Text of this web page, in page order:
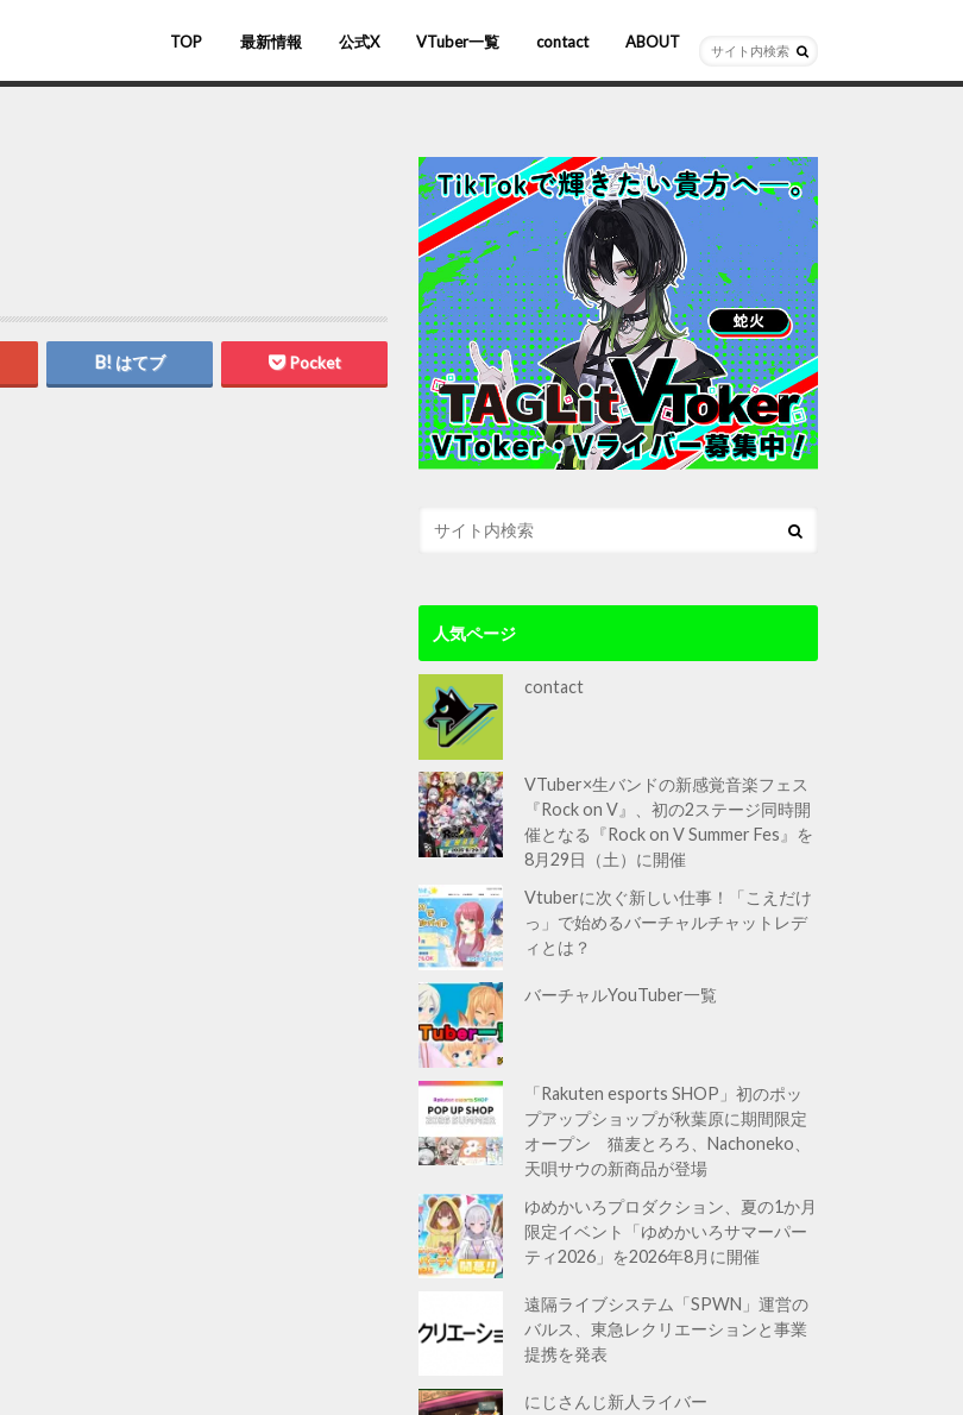
TOP 最新情報 公式X VTuber一覧
バーチャルYouTuber
VR/AR
ホロライブ
にじさんじ
ななしいんく
ぶいすぽっ！
contact ABOUT
はてブ Pocket
人気ページ
contact
VTuber×生バンドの新感覚音楽フェス
『Rock on V』、初の2ステージ同時開
催となる『Rock on V Summer Fes』を
8月29日（土）に開催
Vtuberに次ぐ新しい仕事！「こえだけ
っ」で始めるバーチャルチャットレデ
ィとは？
バーチャルYouTuber一覧
「Rakuten esports SHOP」初のポッ
プアップショップが秋葉原に期間限定
オープン 猫麦とろろ、Nachoneko、
天唄サウの新商品が登場
ゆめかいろプロダクション、夏の1か月
限定イベント「ゆめかいろサマーパー
ティ2026」を2026年8月に開催
遠隔ライブシステム「SPWN」運営の
バルス、東急レクリエーションと事業
提携を発表
にじさんじ新人ライバー